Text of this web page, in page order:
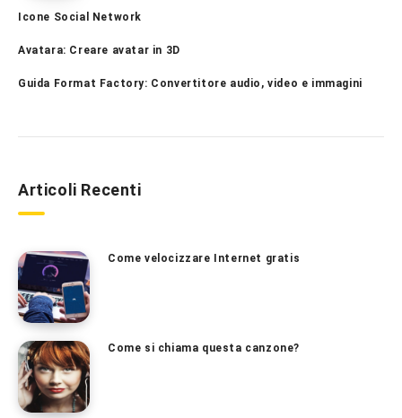
Icone Social Network
Avatara: Creare avatar in 3D
Guida Format Factory: Convertitore audio, video e immagini
Articoli Recenti
Come velocizzare Internet gratis
Come si chiama questa canzone?